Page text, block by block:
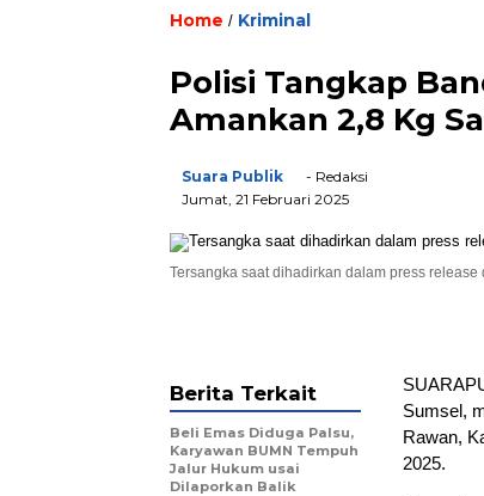
Home / Kriminal
Polisi Tangkap
Amankan 2,8 Kg
Suara Publik
- Redaksi
Jumat, 21 Februari 2025
Tersangka saat dihadirkan dalam press
Sumsel,
Rawan,
2025.
Berita Terkait
Beli Emas Diduga Palsu,
Karyawan BUMN Tempuh
Jalur Hukum usai
Dilaporkan Balik